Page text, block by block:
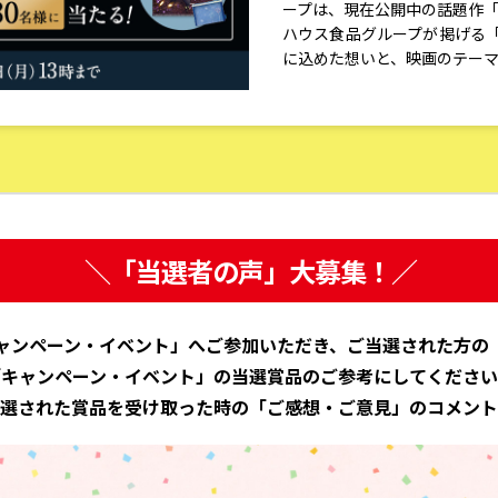
ープは、現在公開中の話題作
ハウス食品グループが掲げる
に込めた想いと、映画のテー
＼「当選者の声」大募集！／
ンペーン・イベント」へご参加いただき、ご当選された方の
ャンペーン・イベント」の当選賞品のご参考にしてくださ
された賞品を受け取った時の「ご感想・ご意見」のコメン